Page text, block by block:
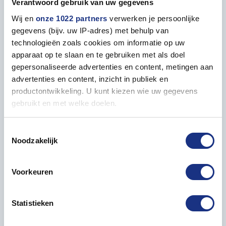
Verantwoord gebruik van uw gegevens
Wij en onze 1022 partners verwerken je persoonlijke
gegevens (bijv. uw IP-adres) met behulp van
technologieën zoals cookies om informatie op uw
apparaat op te slaan en te gebruiken met als doel
gepersonaliseerde advertenties en content, metingen aan
advertenties en content, inzicht in publiek en
productontwikkeling. U kunt kiezen wie uw gegevens
gebruikt en met welke doelen.
Informatie verzamelen over uw geografische locatie,
Uw apparaat identificeren door het actief te scannen
op specifieke eigenschappen (fingerprinting)
verwerkt en stel uw voorkeuren in het
detailgedeelte
in.
Noodzakelijk
Voorkeuren
Statistieken
Properties
GENERAL
Contents 20 ml